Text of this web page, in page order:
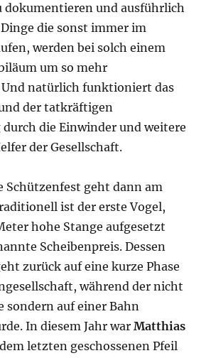
dokumentieren und ausführlich
die sonst immer im
werden bei solch einem
um so mehr
natürlich funktioniert das
der tatkräftigen
die Einwinder und weitere
der Gesellschaft.
Schützenfest geht dann am
ist der erste Vogel,
hohe Stange aufgesetzt
Scheibenpreis. Dessen
zurück auf eine kurze Phase
während der nicht
sondern auf einer Bahn
In diesem Jahr warMatthias
letzten geschossenen Pfeil